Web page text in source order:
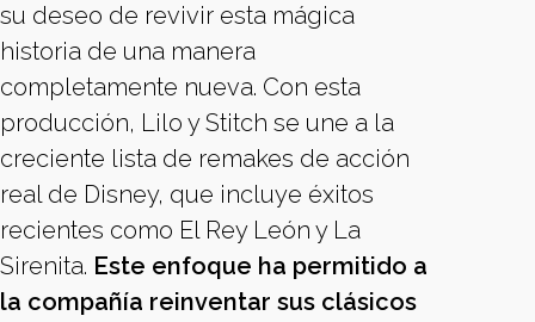
su deseo de revivir esta mágica
historia de una manera
completamente nueva. Con esta
producción, Lilo y Stitch se une a la
creciente lista de remakes de acción
real de Disney, que incluye éxitos
recientes como El Rey León y La
Sirenita. Este enfoque ha permitido a
la compañía reinventar sus clásicos